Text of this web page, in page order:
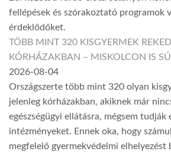
fellépések és szórakoztató programok
érdeklődőket.
TÖBB MINT 320 KISGYERMEK
KÓRHÁZAKBAN – MISKOLCON IS
2026-08-04
Országszerte több mint 320 olyan
jelenleg kórházakban, akiknek már
egészségügyi ellátásra, mégsem tudják
intézményeket. Ennek oka, hogy
megfelelő gyermekvédelmi elhelyezést